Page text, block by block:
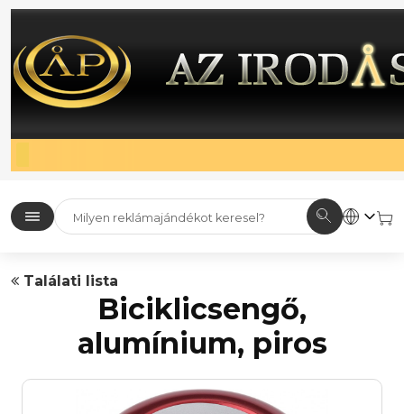
Találati lista
Biciklicsengő,
alumínium, piros